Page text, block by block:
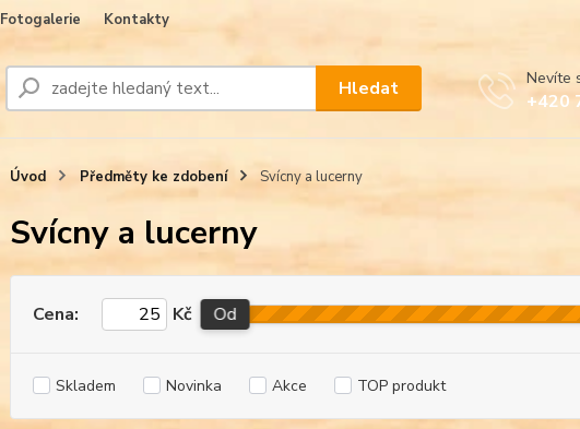
Fotogalerie Kontakty
Hledat Nevíte
+420
Úvod Předměty ke zdobení Svícny a lucerny
Svícny a lucerny
Cena: Kč Od
Skladem Novinka Akce TOP produkt